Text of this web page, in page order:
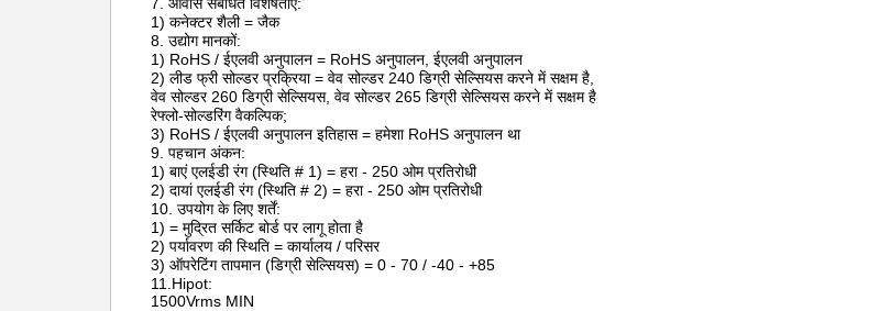
1) कनेक्टर शैली = जैक
8. उद्योग मानकों:
1) RoHS / ईएलवी अनुपालन = RoHS अनुपालन, ईएलवी अनुपालन
2) लीड फ्री सोल्डर प्रक्रिया = वेव सोल्डर 240 डिग्री सेल्सियस करने में सक्षम है,
वेव सोल्डर 260 डिग्री सेल्सियस, वेव सोल्डर 265 डिग्री सेल्सियस करने में सक्षम है
रेफ्लो-सोल्डरिंग वैकल्पिक;
3) RoHS / ईएलवी अनुपालन इतिहास = हमेशा RoHS अनुपालन था
9. पहचान अंकन:
1) बाएं एलईडी रंग (स्थिति # 1) = हरा - 250 ओम प्रतिरोधी
2) दायां एलईडी रंग (स्थिति # 2) = हरा - 250 ओम प्रतिरोधी
10. उपयोग के लिए शर्तें:
1) = मुद्रित सर्किट बोर्ड पर लागू होता है
2) पर्यावरण की स्थिति = कार्यालय / परिसर
3) ऑपरेटिंग तापमान (डिग्री सेल्सियस) = 0 - 70 / -40 - +85
11.Hipot:
1500Vrms MIN